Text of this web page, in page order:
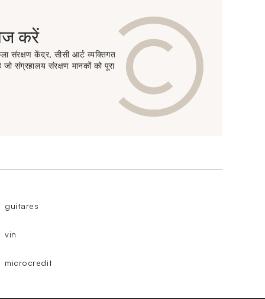
करें
संरक्षण केंद्र, सीसी आर्ट व्यक्तिगत
संग्रहालय संरक्षण मानकों को पूरा
guitares
vin
microcredit